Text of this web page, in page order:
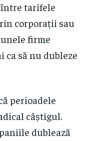
tarifele
corporații sau
firme
ca să nu dubleze
perioadele
câștigul.
dublează